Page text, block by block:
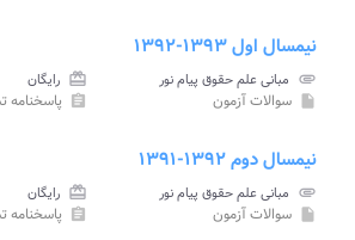
نیمسال اول ۱۳۹۳-۱۳۹۲
attachment مبانی علم حقوق پیام نور card_giftcard رایگان
insert_drive_file سوالات آزمون assignment پاسخنامه
نیمسال دوم ۱۳۹۲-۱۳۹۱
attachment مبانی علم حقوق پیام نور card_giftcard رایگان
insert_drive_file سوالات آزمون assignment پاسخنامه